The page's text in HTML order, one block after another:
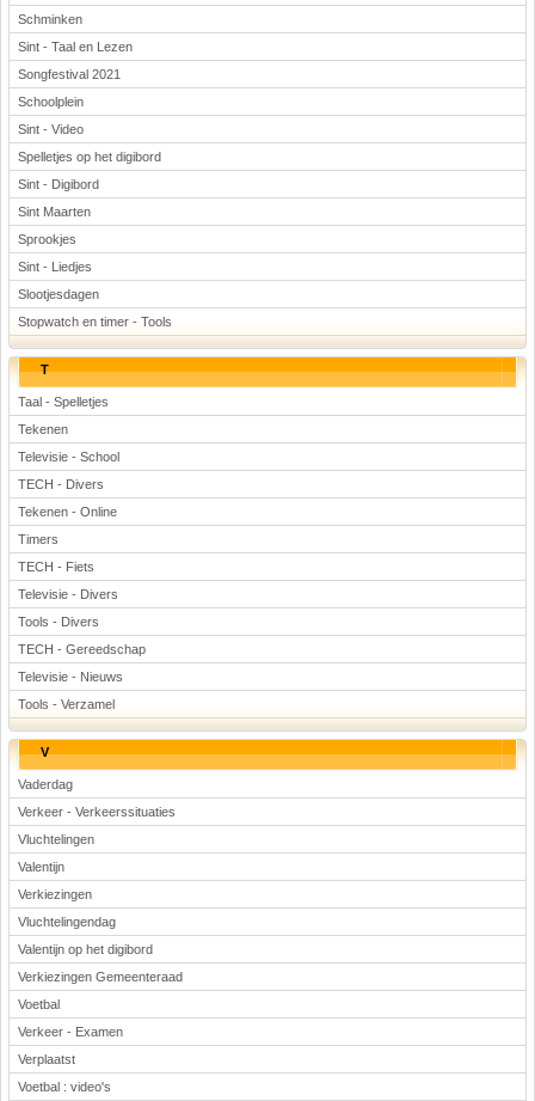
Schminken
Sint - Taal en Lezen
Songfestival 2021
Schoolplein
Sint - Video
Spelletjes op het digibord
Sint - Digibord
Sint Maarten
Sprookjes
Sint - Liedjes
Slootjesdagen
Stopwatch en timer - Tools
T
Taal - Spelletjes
Tekenen
Televisie - School
TECH - Divers
Tekenen - Online
Timers
TECH - Fiets
Televisie - Divers
Tools - Divers
TECH - Gereedschap
Televisie - Nieuws
Tools - Verzamel
V
Vaderdag
Verkeer - Verkeerssituaties
Vluchtelingen
Valentijn
Verkiezingen
Vluchtelingendag
Valentijn op het digibord
Verkiezingen Gemeenteraad
Voetbal
Verkeer - Examen
Verplaatst
Voetbal : video's